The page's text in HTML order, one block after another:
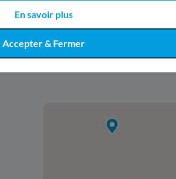
En savoir plus
Accepter & Fermer